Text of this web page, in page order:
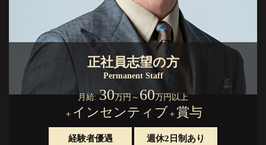
正社員志望の方
Permanent Staff
月給:30万円～ 60万円以上
＋ インセンティブ ＋ 賞与
経験者優遇 週休2日制あり